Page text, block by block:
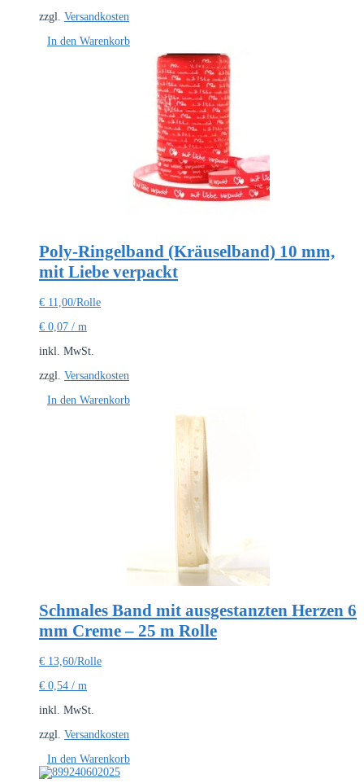
zzgl. Versandkosten
In den Warenkorb
Poly-Ringelband (Kräuselband) 10 mm,
mit Liebe verpackt
€ 11,00/Rolle
€ 0,07 / m
inkl. MwSt.
zzgl. Versandkosten
In den Warenkorb
Schmales Band mit ausgestanzten Herzen 6
mm Creme – 25 m Rolle
€ 13,60/Rolle
€ 0,54 / m
inkl. MwSt.
zzgl. Versandkosten
In den Warenkorb